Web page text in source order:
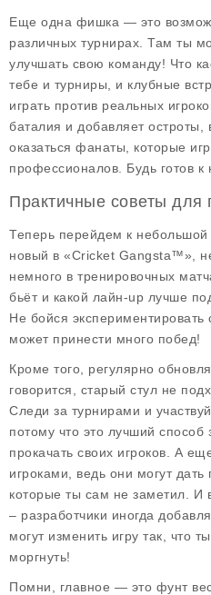
Еще одна фишка — это
различных турнирах. Там ты
улучшать свою команду! Что
тебе и турниры, и клубные
играть против реальных
баталия и добавляет остроты,
оказаться фанаты, которые
профессионалов. Будь готов к
Практичные советы для
Теперь перейдем к небольшой
новый в «Cricket Gangsta™»,
немного в тренировочных
бьёт и какой лайн-up лучше
Не бойся экспериментировать
может принести много побед!
Кроме того, регулярно
говорится, старый стул не
Следи за турнирами и
потому что это лучший способ
прокачать своих игроков. А
игроками, ведь они могут дать
которые ты сам не заметил. И
– разработчики иногда
могут изменить игру так, что
моргнуть!
Помни, главное — это фунт